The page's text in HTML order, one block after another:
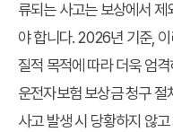
류되는 사고는 보상에서 제
야 합니다. 2026년 기준,
질적 목적에 따라 더욱 엄
운전자보험 보상금 청구
사고 발생 시 당황하지 않